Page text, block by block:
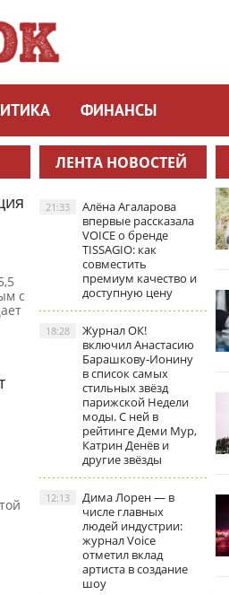
ФИНАНСЫ
с
ЛЕНТА НОВОСТЕЙ
Алёна Агаларова
впервые рассказала
VOICE о бренде
TISSAGIO: как
совместить
премиум качество и
доступную цену
21:33
Журнал ОК!
включил Анастасию
Барашкову‑Ионину
в список самых
стильных звёзд
парижской Недели
моды. С ней в
рейтинге Деми Мур,
Катрин Денёв и
другие звёзды
18:28
Дима Лорен — в
числе главных
людей индустрии:
журнал Voice
отметил вклад
артиста в создание
шоу
12:13